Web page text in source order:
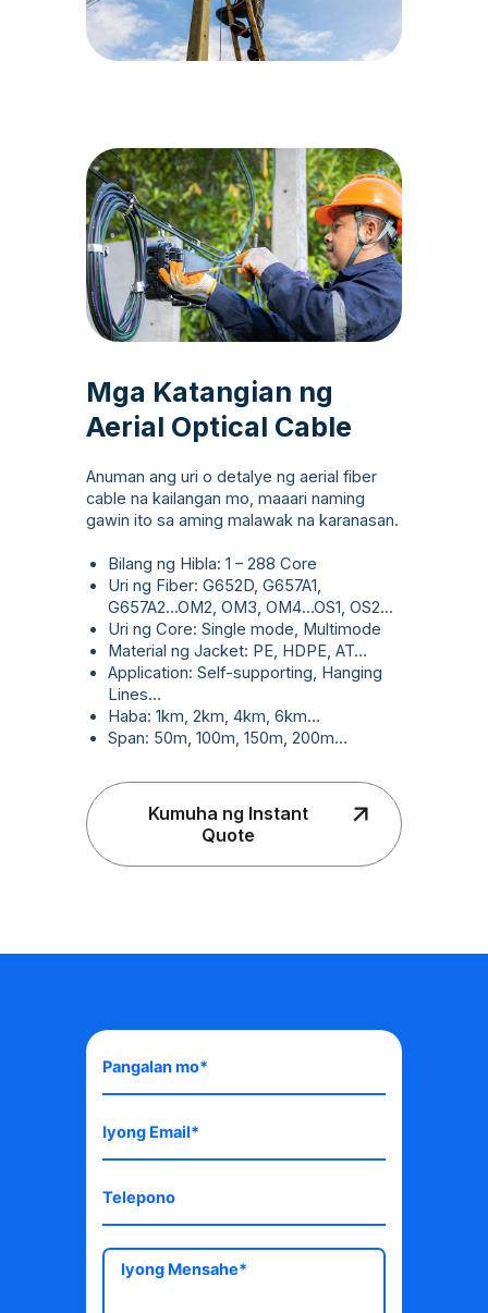
Mga Katangian ng
Aerial Optical Cable
Anuman ang uri o detalye ng aerial fiber
cable na kailangan mo, maaari naming
gawin ito sa aming malawak na karanasan.
Bilang ng Hibla: 1 – 288 Core
Uri ng Fiber: G652D, G657A1,
G657A2...OM2, OM3, OM4...OS1, OS2...
Uri ng Core: Single mode, Multimode
Material ng Jacket: PE, HDPE, AT…
Application: Self-supporting, Hanging
Lines…
Haba: 1km, 2km, 4km, 6km…
Span: 50m, 100m, 150m, 200m…
Kumuha ng Instant
Quote